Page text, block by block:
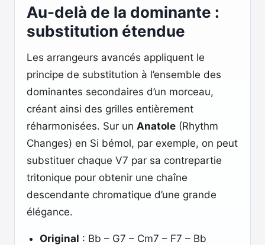
Au-delà de la dominante :
substitution étendue
Les arrangeurs avancés appliquent le
principe de substitution à l’ensemble des
dominantes secondaires d’un morceau,
créant ainsi des grilles entièrement
réharmonisées. Sur un Anatole (Rhythm
Changes) en Si bémol, par exemple, on peut
substituer chaque V7 par sa contrepartie
tritonique pour obtenir une chaîne
descendante chromatique d’une grande
élégance.
Original : Bb – G7 – Cm7 – F7 – Bb